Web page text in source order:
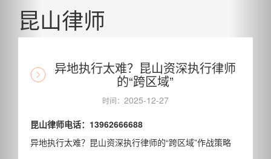
昆山律师
异地执行太难？昆山资深执行律师
的“跨区域”
时间： 2025-12-27
昆山律师电话：13962666688
异地执行太难？昆山资深执行律师的“跨区域”作战策略